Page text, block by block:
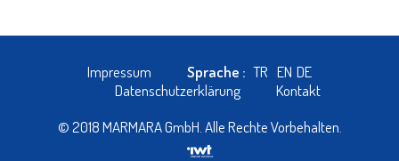
Impressum Sprache : TR EN DE
Datenschutzerklärung
Kontakt
© 2018 MARMARA GmbH. Alle Rechte Vorbehalten.